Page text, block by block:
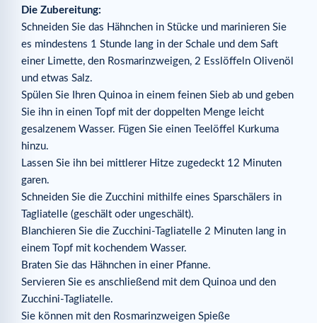
Die Zubereitung:
Schneiden Sie das Hähnchen in Stücke und marinieren Sie
es mindestens 1 Stunde lang in der Schale und dem Saft
einer Limette, den Rosmarinzweigen, 2 Esslöffeln Olivenöl
und etwas Salz.
Spülen Sie Ihren Quinoa in einem feinen Sieb ab und geben
Sie ihn in einen Topf mit der doppelten Menge leicht
gesalzenem Wasser. Fügen Sie einen Teelöffel Kurkuma
hinzu.
Lassen Sie ihn bei mittlerer Hitze zugedeckt 12 Minuten
garen.
Schneiden Sie die Zucchini mithilfe eines Sparschälers in
Tagliatelle (geschält oder ungeschält).
Blanchieren Sie die Zucchini-Tagliatelle 2 Minuten lang in
einem Topf mit kochendem Wasser.
Braten Sie das Hähnchen in einer Pfanne.
Servieren Sie es anschließend mit dem Quinoa und den
Zucchini-Tagliatelle.
Sie können mit den Rosmarinzweigen Spieße